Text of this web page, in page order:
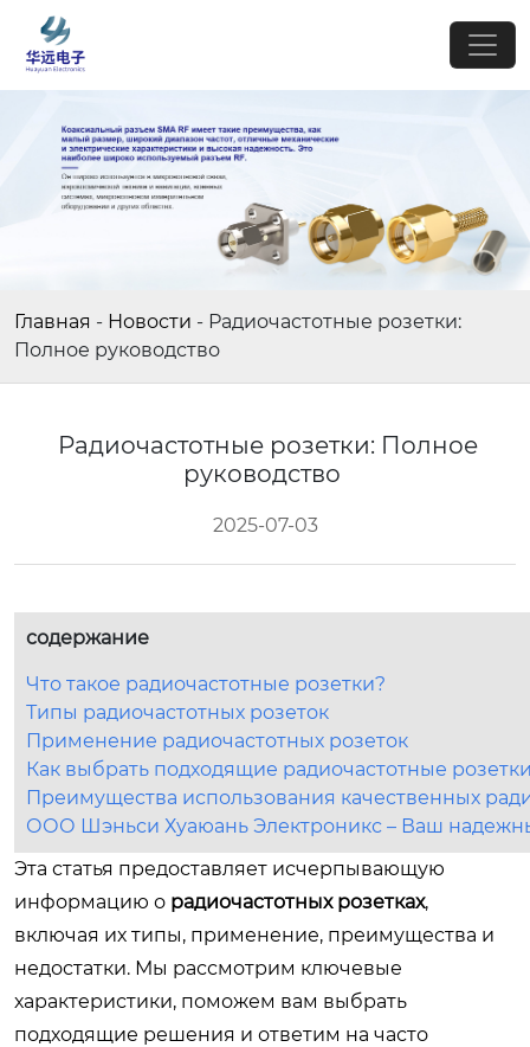
Главная - Новости - Радиочастотные розетки:
Полное руководство
Радиочастотные розетки: Полное
руководство
2025-07-03
содержание
Что такое радиочастотные розетки?
Типы радиочастотных розеток
Применение радиочастотных розеток
Как выбрать подходящие радиочастотные
Преимущества использования качественных
ООО Шэньси Хуаюань Электроникс – Ваш
Эта статья предоставляет исчерпывающую
информацию о радиочастотных розетках,
включая их типы, применение, преимущества и
недостатки. Мы рассмотрим ключевые
характеристики, поможем вам выбрать
подходящие решения и ответим на часто